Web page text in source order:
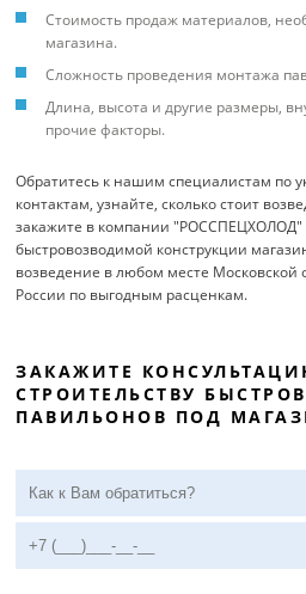
Стоимость продаж материалов,
магазина.
Сложность проведения монтажа
Длина, высота и другие размеры,
прочие факторы.
Обратитесь к нашим специалистам по
контактам, узнайте, сколько стоит
закажите в компании "РОССПЕЦХОЛОД"
быстровозводимой конструкции
возведение в любом месте Московской
России по выгодным расценкам.
ЗАКАЖИТЕ
СТРОИТЕЛЬСТВУ
ПАВИЛЬОНОВ ПОД